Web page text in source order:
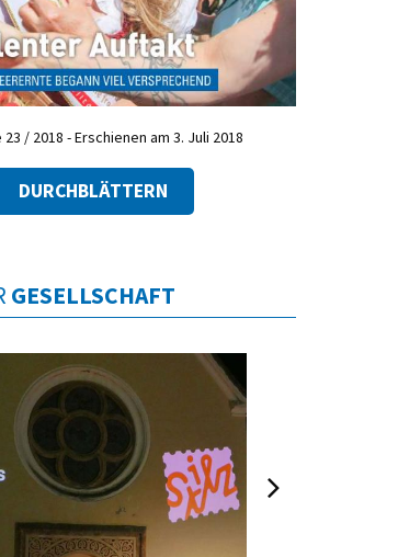
/ 2018 - Erschienen am 3. Juli 2018
DURCHBLÄTTERN
GESELLSCHAFT